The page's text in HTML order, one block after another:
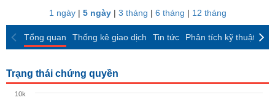
Thống
dịch
sánh
cổ
phiếu
Báo
cáo
phân
1 ngày| 5 ngày| 3 tháng | 6 tháng | 12 tháng
Tổng quan Thống kê giao dịch Tin tức Phân tích kỹ thuật
Trạng thái chứng quyền
10k
KINH
TẾ